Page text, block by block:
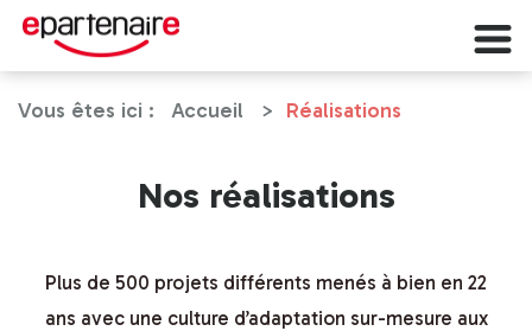
Vous êtes ici : Accueil Réalisations
Nos réalisations
Plus de 500 projets différents menés à bien en 22
ans avec une culture d’adaptation sur-mesure aux